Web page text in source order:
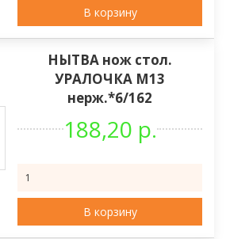
В корзину
НЫТВА нож стол.
УРАЛОЧКА М13
нерж.*6/162
188,20 р.
В корзину